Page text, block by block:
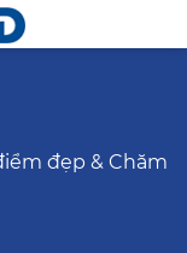
đẹp & Chăm